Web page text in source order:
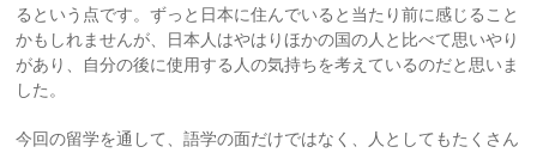
るという点です。ずっと日本に住んでいると当たり前に感じること
かもしれませんが、日本人はやはりほかの国の人と比べて思いやり
があり、自分の後に使用する人の気持ちを考えているのだと思いま
した。
今回の留学を通して、語学の面だけではなく、人としてもたくさん